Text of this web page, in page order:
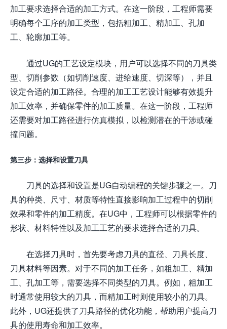
加工要求选择合适的加工方式。在这一阶段，工程师需要
明确每个工序的加工类型，包括粗加工、精加工、孔加
工、轮廓加工等。
通过UG的工艺设定模块，用户可以选择不同的刀具类
型、切削参数（如切削速度、进给速度、切深等），并且
设定合适的加工路径。合理的加工工艺设计能够有效提升
加工效率，并确保零件的加工质量。在这一阶段，工程师
还需要对加工路径进行仿真模拟，以检测潜在的干涉或碰
撞问题。
第三步：选择和设置刀具
刀具的选择和设置是UG自动编程的关键步骤之一。刀
具的种类、尺寸、材质等特性直接影响加工过程中的切削
效果和零件的加工精度。在UG中，工程师可以根据零件的
形状、材料特性以及加工工艺的要求选择合适的刀具。
在选择刀具时，首先要考虑刀具的直径、刀具长度、
刀具材料等因素。对于不同的加工任务，如粗加工、精加
工、孔加工等，需要选择不同类型的刀具。例如，粗加工
时通常使用较大的刀具，而精加工时则使用较小的刀具。
此外，UG还提供了刀具路径的优化功能，帮助用户提高刀
具的使用寿命和加工效率。